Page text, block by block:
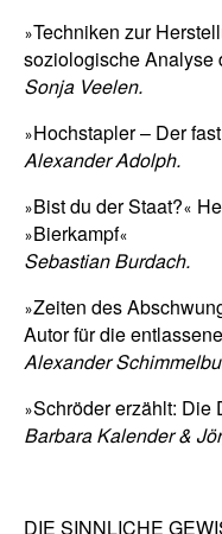
»Techniken zur
soziologische Analyse
Sonja Veelen.
»Hochstapler – Der
Alexander Adolph.
»Bist du der Staat?«
»Bierkampf«
Sebastian Burdach.
»Zeiten des
Autor für die
Alexander
»Schröder erzählt: Die
Barbara Kalender &
DIE SINNLICHE